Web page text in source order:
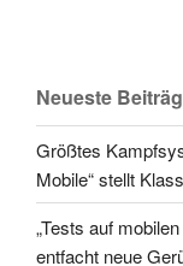
Neueste
Größtes
Mobile“ stellt
„Tests auf
entfacht neue